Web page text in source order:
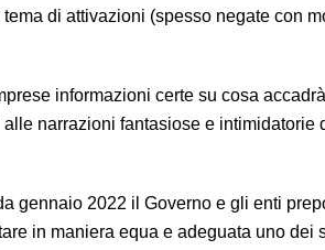
di attivazioni (spesso negate con
informazioni certe su cosa
narrazioni fantasiose e
gennaio 2022 il Governo e gli enti
in maniera equa e adeguata uno dei